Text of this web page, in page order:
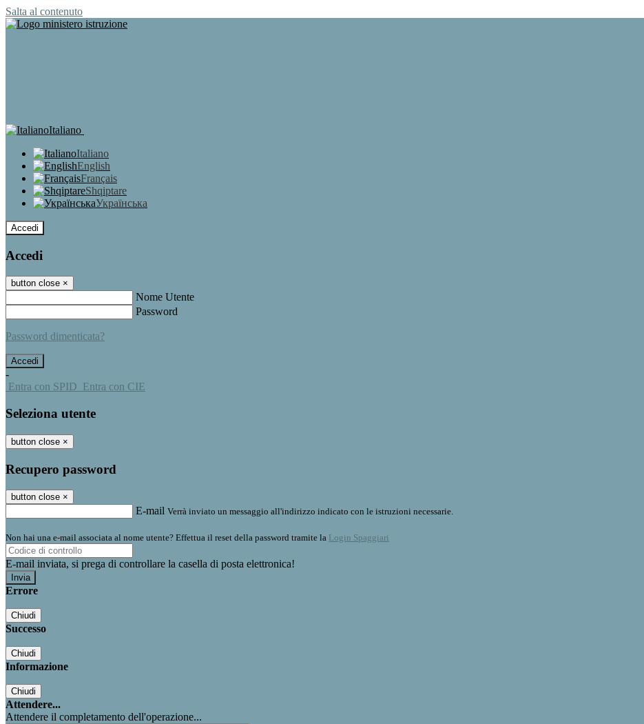
Salta al contenuto
Italiano
Italiano
English
Français
Shqiptare
Українська
Accedi
Accedi
button close ×
Nome Utente
Password
Password dimenticata?
-
Entra con SPID Entra con CIE
Seleziona utente
button close ×
Recupero password
button close ×
E-mail Verrà inviato un messaggio all'indirizzo indicato con le istruzioni necessarie.
Non hai una e-mail associata al nome utente? Effettua il reset della password tramite la Login Spaggiari
E-mail inviata, si prega di controllare la casella di posta elettronica!
Errore
Chiudi
Successo
Chiudi
Informazione
Chiudi
Attendere...
Attendere il completamento dell'operazione...